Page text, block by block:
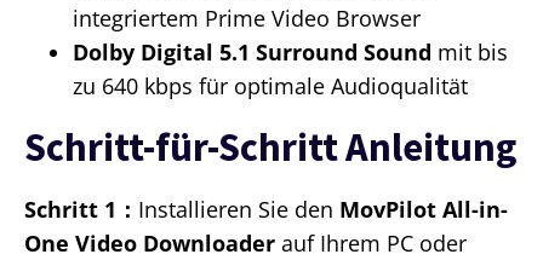
integriertem Prime Video Browser
Dolby Digital 5.1 Surround Sound mit bis
zu 640 kbps für optimale Audioqualität
Schritt-für-Schritt Anleitung
Schritt 1： Installieren Sie den MovPilot All-in-
One Video Downloader auf Ihrem PC oder